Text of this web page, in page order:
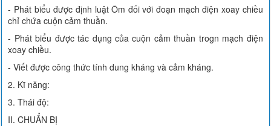
- Phát biểu được định luật Ôm đối với đoạn mạch điện xoay chiều
chỉ chứa cuộn cảm thuần.
- Phát biểu được tác dụng của cuộn cảm thuần trogn mạch điện
xoay chiều.
- Viết được công thức tính dung kháng và cảm kháng.
2. Kĩ năng:
3. Thái độ:
II. CHUẨN BỊ